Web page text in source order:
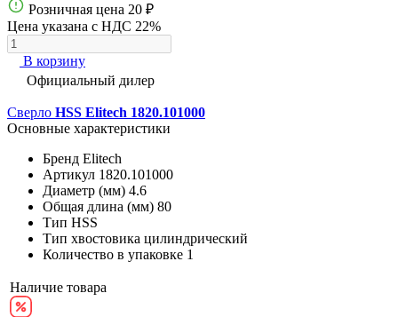
Розничная цена 20 ₽
Цена указана с НДС 22%
В корзину
Официальный дилер
Сверло HSS Elitech 1820.101000
Основные характеристики
Бренд Elitech
Артикул 1820.101000
Диаметр (мм) 4.6
Общая длина (мм) 80
Тип HSS
Тип хвостовика цилиндрический
Количество в упаковке 1
Наличие товара